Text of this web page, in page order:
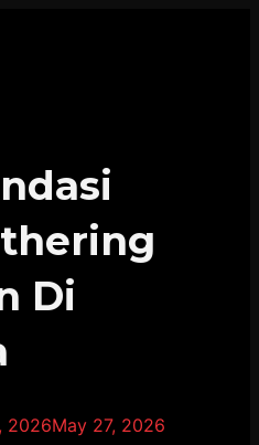
Di
2026May 27, 2026